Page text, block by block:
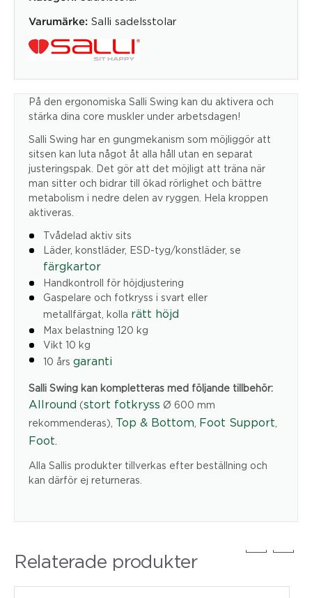
Varumärke: Salli sadelsstolar
På den ergonomiska Salli Swing kan du aktivera och
stärka dina core muskler under arbetsdagen!
Salli Swing har en gungmekanism som möjliggör att
sitsen kan luta något åt alla håll utan en separat
justeringspak. Det gör att det möjligt att träna när
man sitter och bidrar till ökad rörlighet och bättre
metabolism i nedre delen av ryggen. Hela kroppen
aktiveras.
Tvådelad aktiv sits
Läder, konstläder, ESD-tyg/konstläder, se
färgkartor
Handkontroll för höjdjustering
Gaspelare och fotkryss i svart eller
metallfärgat, kolla rätt höjd
Max belastning 120 kg
Vikt 10 kg
10 års garanti
Salli Swing kan kompletteras med följande tillbehör:
Allround (stort fotkryss Ø 600 mm
rekommenderas), Top & Bottom Foot Support
Foot.
Alla Sallis produkter tillverkas efter beställning och
kan därför ej returneras.
Relaterade produkter